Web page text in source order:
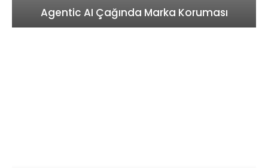
Agentic AI Çağında Marka Koruması